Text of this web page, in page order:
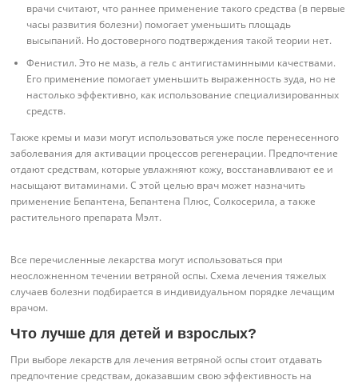
врачи считают, что раннее применение такого средства (в первые
часы развития болезни) помогает уменьшить площадь
высыпаний. Но достоверного подтверждения такой теории нет.
Фенистил. Это не мазь, а гель с антигистаминными качествами.
Его применение помогает уменьшить выраженность зуда, но не
настолько эффективно, как использование специализированных
средств.
Также кремы и мази могут использоваться уже после перенесенного
заболевания для активации процессов регенерации. Предпочтение
отдают средствам, которые увлажняют кожу, восстанавливают ее и
насыщают витаминами. С этой целью врач может назначить
применение Бепантена, Бепантена Плюс, Солкосерила, а также
растительного препарата Мэлт.
Все перечисленные лекарства могут использоваться при
неосложненном течении ветряной оспы. Схема лечения тяжелых
случаев болезни подбирается в индивидуальном порядке лечащим
врачом.
Что лучше для детей и взрослых?
При выборе лекарств для лечения ветряной оспы стоит отдавать
предпочтение средствам, доказавшим свою эффективность на